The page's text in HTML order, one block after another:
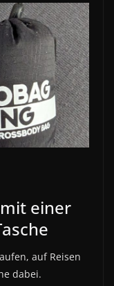
einer
auf Reisen
dabei.